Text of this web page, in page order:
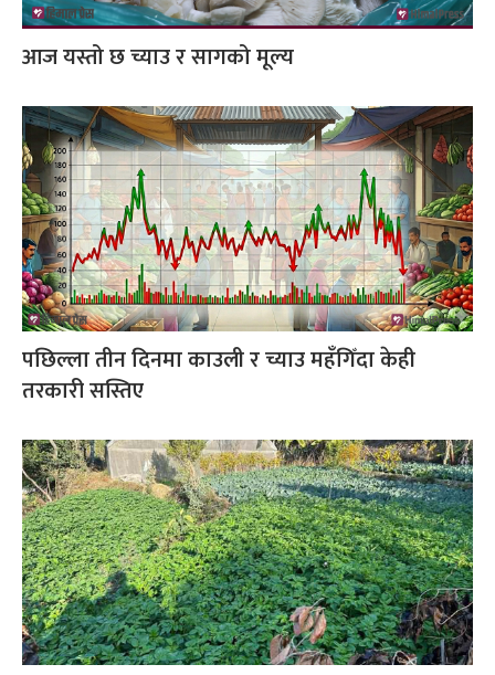
आज यस्तो छ च्याउ र सागको मूल्य
पछिल्ला तीन दिनमा काउली र च्याउ महँगिँदा केही
तरकारी सस्तिए